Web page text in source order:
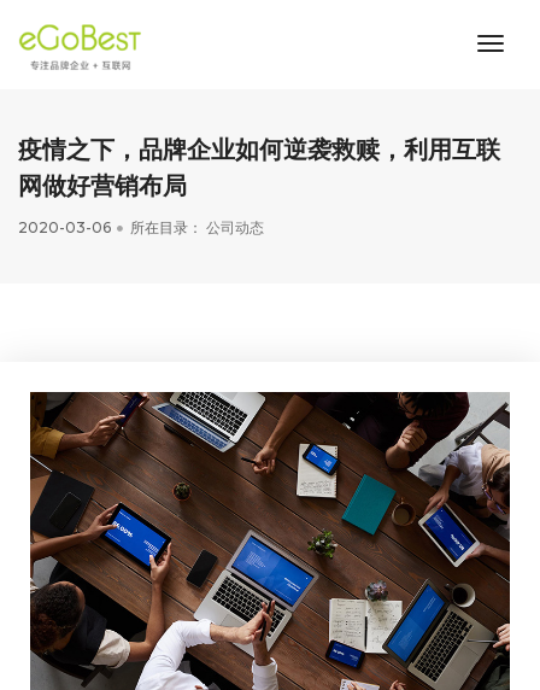
疫情之下，品牌企业如何逆袭救赎，利用互联
网做好营销布局
2020-03-06 所在目录： 公司动态